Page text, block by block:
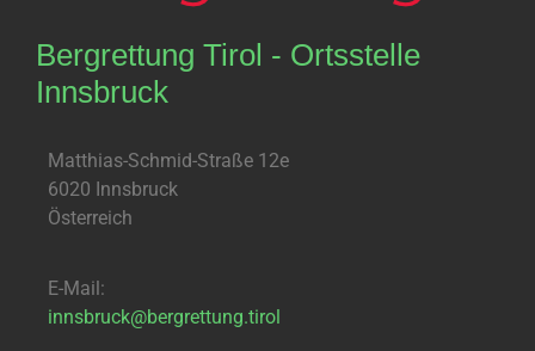
Bergrettung Tirol - Ortsstelle
Innsbruck
Matthias-Schmid-Straße 12e
6020 Innsbruck
Österreich
E-Mail:
innsbruck@bergrettung.tirol